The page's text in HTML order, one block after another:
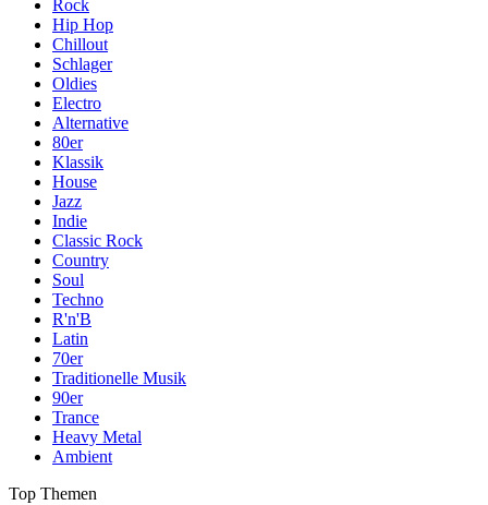
Rock
Hip Hop
Chillout
Schlager
Oldies
Electro
Alternative
80er
Klassik
House
Jazz
Indie
Classic Rock
Country
Soul
Techno
R'n'B
Latin
70er
Traditionelle Musik
90er
Trance
Heavy Metal
Ambient
Top Themen